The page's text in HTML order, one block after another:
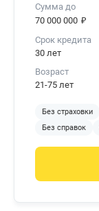
Сумма до
70 000 000 ₽
Срок кредита
30 лет
Возраст
21-75 лет
Без страховки
Без справок